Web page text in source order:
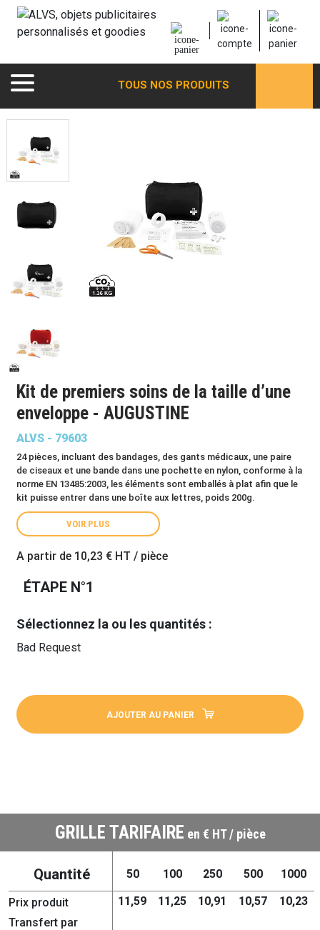
TOUS NOS PRODUITS
Kit de premiers soins de la taille d’une
enveloppe - AUGUSTINE
ALVS - 79603
24 pièces, incluant des bandages, des gants médicaux, une paire
de ciseaux et une bande dans une pochette en nylon, conforme à la
norme EN 13485:2003, les éléments sont emballés à plat afin que le
kit puisse entrer dans une boîte aux lettres, poids 200g.
VOIR PLUS
A partir de 10,23 € HT / pièce
ÉTAPE N°1
Sélectionnez la ou les quantités :
Bad Request
AJOUTER AU PANIER
GRILLE TARIFAIRE en € HT / pièce
Quantité 50 100 250 500 1000
Prix produit 11,59 11,25 10,91 10,57
10,23
Transfert par